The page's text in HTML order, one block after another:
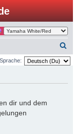
u
Sprache:
dir und dem